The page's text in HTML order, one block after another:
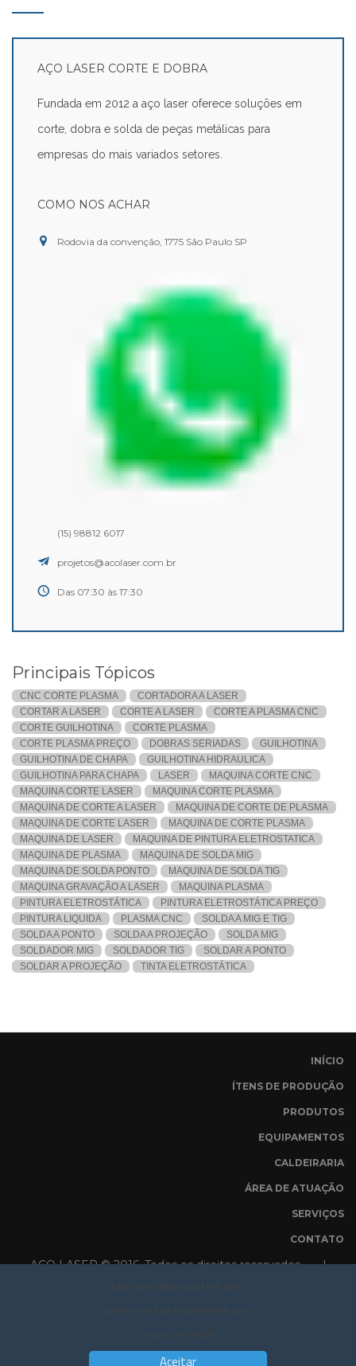
AÇO LASER CORTE E DOBRA
Fundada em 2012 a aço laser oferece soluções em
corte, dobra e solda de peças metálicas para
empresas do mais variados setores.
COMO NOS ACHAR
Rodovia da convenção, 1775 São Paulo SP
(15) 98812 6017
projetos@acolaser.com.br
Das 07:30 às 17:30
Principais Tópicos
CNC CORTE PLASMA
CORTADORA A LASER
CORTAR A LASER
CORTE A LASER
CORTE A PLASMA CNC
CORTE GUILHOTINA
CORTE PLASMA
CORTE PLASMA PREÇO
DOBRAS SERIADAS
GUILHOTINA
GUILHOTINA DE CHAPA
GUILHOTINA HIDRAULICA
GUILHOTINA PARA CHAPA
LASER
MAQUINA CORTE CNC
MAQUINA CORTE LASER
MAQUINA CORTE PLASMA
MAQUINA DE CORTE A LASER
MAQUINA DE CORTE DE PLASMA
MAQUINA DE CORTE LASER
MAQUINA DE CORTE PLASMA
MAQUINA DE LASER
MAQUINA DE PINTURA ELETROSTATICA
MAQUINA DE PLASMA
MAQUINA DE SOLDA MIG
MAQUINA DE SOLDA PONTO
MAQUINA DE SOLDA TIG
MAQUINA GRAVAÇÃO A LASER
MAQUINA PLASMA
PINTURA ELETROSTÁTICA
PINTURA ELETROSTÁTICA PREÇO
PINTURA LIQUIDA
PLASMA CNC
SOLDA A MIG E TIG
SOLDA A PONTO
SOLDA A PROJEÇÃO
SOLDA MIG
SOLDADOR MIG
SOLDADOR TIG
SOLDAR A PONTO
SOLDAR A PROJEÇÃO
TINTA ELETROSTÁTICA
Este site utiliza cookies para
aprimorar sua experiência com
nosso conteúdo.
INÍCIO
ÍTENS DE PRODUÇÃO
PRODUTOS
EQUIPAMENTOS
CALDEIRARIA
ÁREA DE ATUAÇÃO
SERVIÇOS
CONTATO
AÇO LASER © 2016. Todos os direitos reservados |
POLÍTICA DE PRIVACIDADE